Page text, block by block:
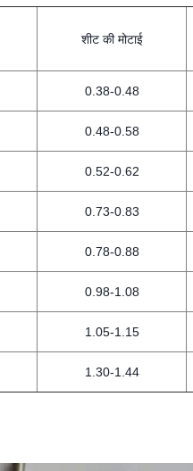
शीट की मोटाई
0.38-0.48
0.48-0.58
0.52-0.62
0.73-0.83
0.78-0.88
0.98-1.08
1.05-1.15
1.30-1.44